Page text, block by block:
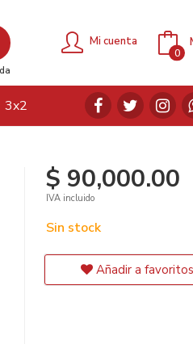
Mi cuenta
0
3x2
$ 90,000.00
IVA incluido
Sin stock
Añadir a favoritos